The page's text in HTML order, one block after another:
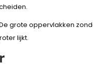
grote oppervlakken
lijkt.